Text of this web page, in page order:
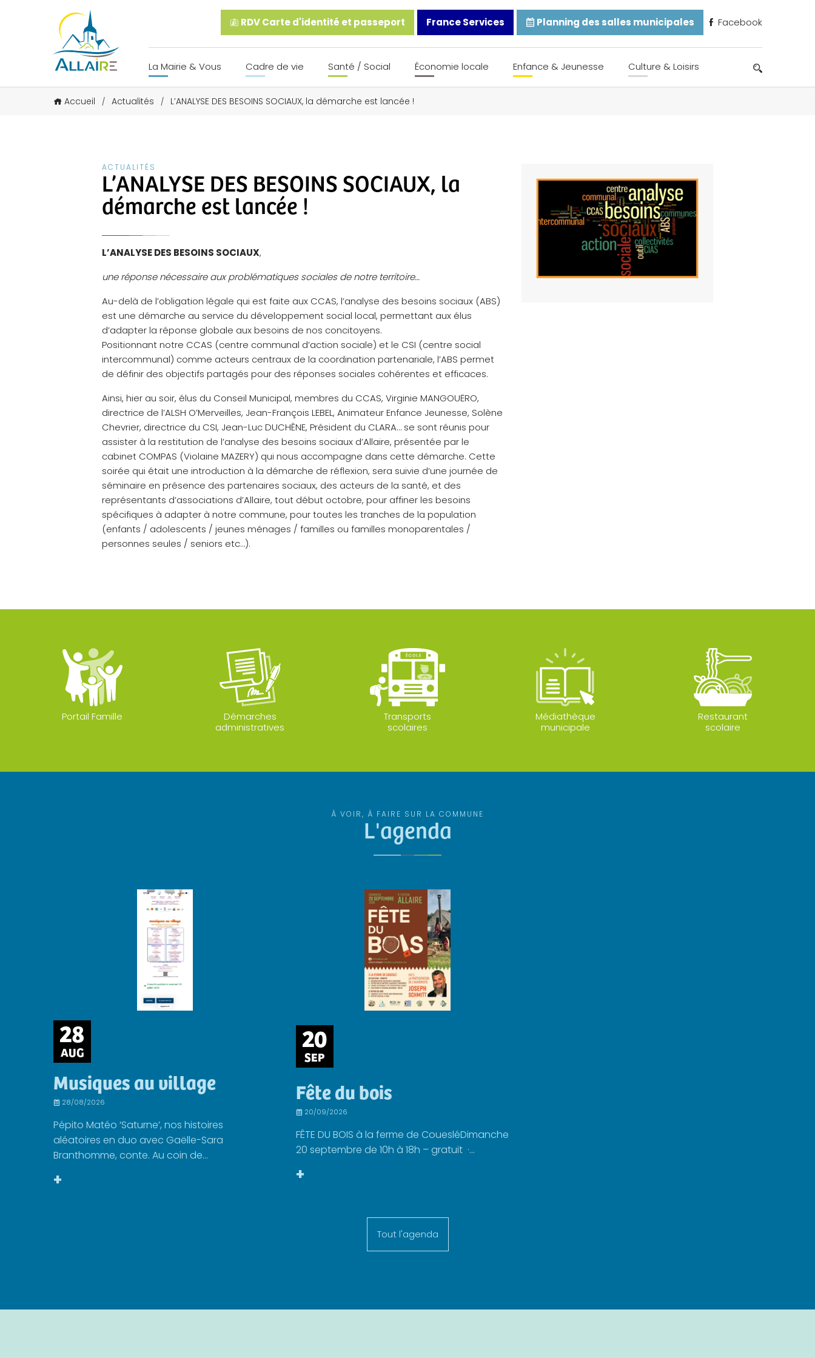
RDV Carte d'identité et passeport France Services Planning des salles municipales Facebook
La Mairie & Vous Cadre de vie Santé / Social Économie locale Enfance & Jeunesse Culture & Loisirs
Accueil / Actualités / L’ANALYSE DES BESOINS SOCIAUX, la démarche est lancée !
ACTUALITÉS
L’ANALYSE DES BESOINS SOCIAUX, la
démarche est lancée !
L’ANALYSE DES BESOINS SOCIAUX,
une réponse nécessaire aux problématiques sociales de notre territoire…
Au-delà de l’obligation légale qui est faite aux CCAS, l’analyse des besoins sociaux (ABS)
est une démarche au service du développement social local, permettant aux élus
d’adapter la réponse globale aux besoins de nos concitoyens.
Positionnant notre CCAS (centre communal d’action sociale) et le CSI (centre social
intercommunal) comme acteurs centraux de la coordination partenariale, l’ABS permet
de définir des objectifs partagés pour des réponses sociales cohérentes et efficaces.
Ainsi, hier au soir, élus du Conseil Municipal, membres du CCAS, Virginie MANGOUËRO,
directrice de l’ALSH O’Merveilles, Jean-François LEBEL, Animateur Enfance Jeunesse, Solène
Chevrier, directrice du CSI, Jean-Luc DUCHÊNE, Président du CLARA… se sont réunis pour
assister à la restitution de l’analyse des besoins sociaux d’Allaire, présentée par le
cabinet COMPAS (Violaine MAZERY) qui nous accompagne dans cette démarche. Cette
soirée qui était une introduction à la démarche de réflexion, sera suivie d’une journée de
séminaire en présence des partenaires sociaux, des acteurs de la santé, et des
représentants d’associations d’Allaire, tout début octobre, pour affiner les besoins
spécifiques à adapter à notre commune, pour toutes les tranches de la population
(enfants / adolescents / jeunes ménages / familles ou familles monoparentales /
personnes seules / seniors etc…).
Portail Famille
Démarches
administratives
Transports
scolaires
Médiathèque
municipale
Restaurant
scolaire
À VOIR, À FAIRE SUR LA COMMUNE
L'agenda
28
AUG
Musiques au village
28/08/2026
Pépito Matéo ‘Saturne’, nos histoires
aléatoires en duo avec Gaëlle-Sara
Branthomme, conte. Au coin de...
+
20
SEP
Fête du bois
20/09/2026
FÊTE DU BOIS à la ferme de CouesléDimanche
20 septembre de 10h à 18h – gratuit ·...
+
Tout l'agenda